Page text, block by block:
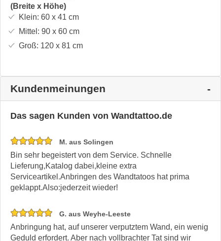
(Breite x Höhe)
Klein: 60 x 41 cm
Mittel: 90 x 60cm
Groß: 120 x 81 cm
Kundenmeinungen
Das sagen Kunden von Wandtattoo.de
M. aus Solingen
Bin sehr begeistert von dem Service. Schnelle
Lieferung,Katalog dabei,kleine extra
Serviceartikel.Anbringen des Wandtatoos hat prima
geklappt.Also:jederzeit wieder!
G. aus Weyhe-Leeste
Anbringung hat, auf unserer verputztem Wand, ein wenig
Geduld erfordert. Aber nach vollbrachter Tat sind wir